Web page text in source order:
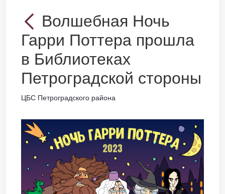
Волшебная Ночь
Гарри Поттера прошла
в Библиотеках
Петроградской стороны
ЦБС Петроградского района